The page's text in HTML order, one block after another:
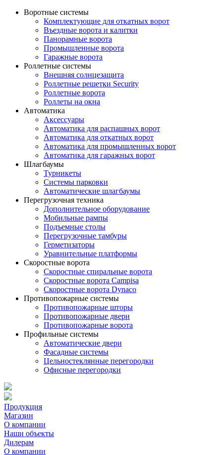
Воротные системы
Комплектующие для откатных ворот
Въездные ворота и калитки
Панорамные ворота
Промышленные ворота
Гаражные ворота
Роллетные системы
Внешняя солнцезащита
Роллетные решетки Security
Роллетные ворота
Роллеты на окна
Автоматика
Аксессуары
Автоматика для распашных ворот
Автоматика для откатных ворот
Автоматика для промышленных ворот
Автоматика для гаражных ворот
Шлагбаумы
Турникеты
Системы парковки
Автоматические шлагбаумы
Перегрузочная техника
Дополнительное оборудование
Мобильные рампы
Подъемные столы
Перегрузочные тамбуры
Герметизаторы
Уравнительные платформы
Скоростные ворота
Скоростные спиральные ворота
Скоростные ворота Campisa
Скоростные ворота Dynaco
Противопожарные системы
Противопожарные шторы
Противопожарные двери
Противопожарные ворота
Профильные системы
Автоматические двери
Фасадные системы
Цельностеклянные перегородки
Офисные перегородки
Продукция
Магазин
О компании
Наши объекты
Дилерам
О компании